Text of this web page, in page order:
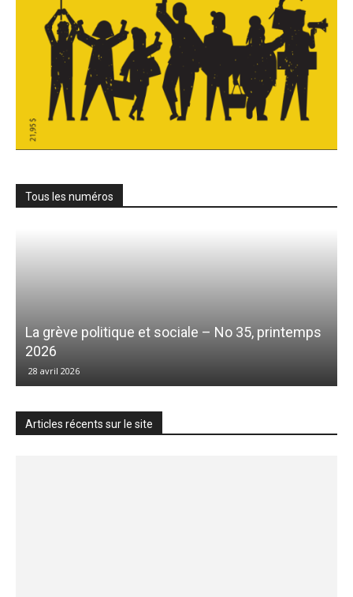
Tous les numéros
La grève politique et sociale – No 35, printemps
2026
28 avril 2026
Articles récents sur le site